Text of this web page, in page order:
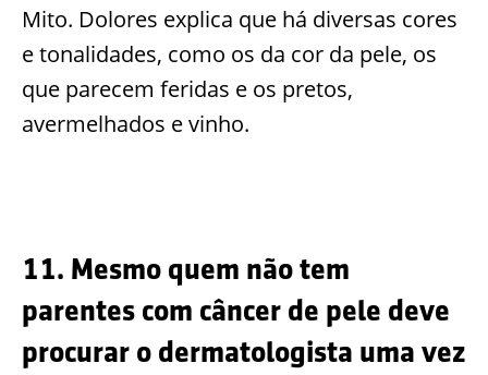
Mito. Dolores explica que há diversas cores
e tonalidades, como os da cor da pele, os
que parecem feridas e os pretos,
avermelhados e vinho.
11. Mesmo quem não tem
parentes com câncer de pele deve
procurar o dermatologista uma vez